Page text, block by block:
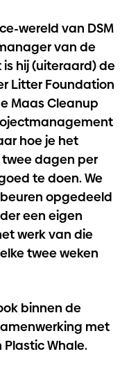
wereld van DSM
van de
hij (uiteraard) de
Litter Foundation
Maas Cleanup
hoe je het
dagen per
te doen. We
opgedeeld
een eigen
werk van die
twee weken
binnen de
met
Whale.